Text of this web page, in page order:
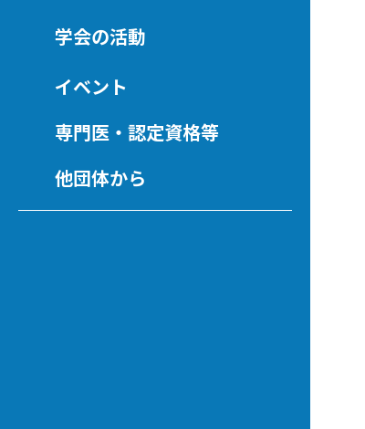
学会の活動
イベント
専門医・認定資格等
他団体から